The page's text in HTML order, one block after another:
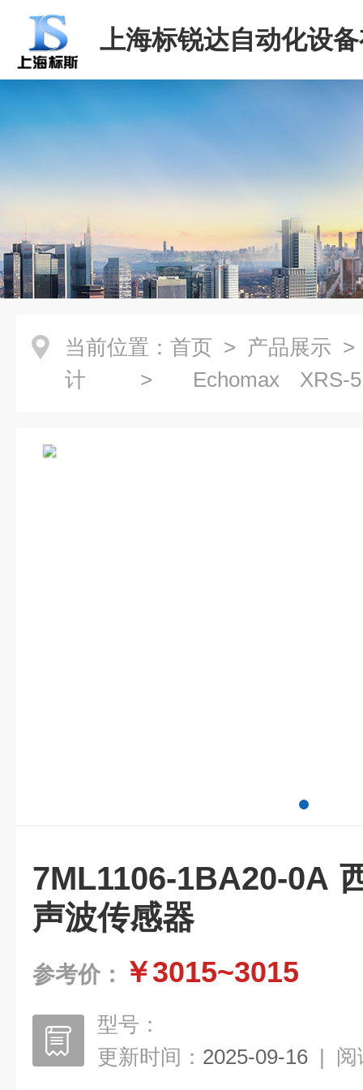
上海标锐达自动化设
司
当前位置： 首页 > 产品展示
计
> Echomax
7ML1106-1BA20-0A
声波传感器
参考价： ￥3015~3015
型号：
更新时间： 2025-09-16 | 阅